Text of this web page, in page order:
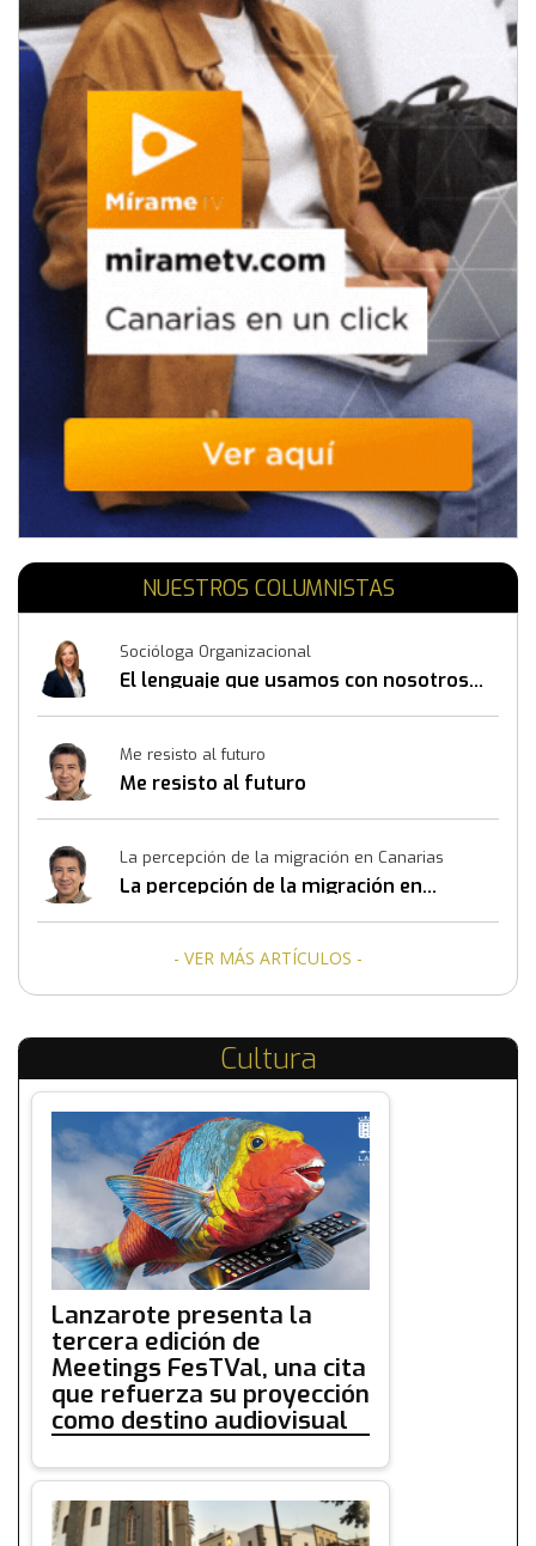
NUESTROS COLUMNISTAS
Socióloga Organizacional
El lenguaje que usamos con nosotros
Me resisto al futuro
Me resisto al futuro
La percepción de la migración en Canarias
La percepción de la migración en
- VER MÁS ARTÍCULOS -
Cultura
Lanzarote presenta la
tercera edición de
Meetings FesTVal, una cita
que refuerza su proyección
como destino audiovisual